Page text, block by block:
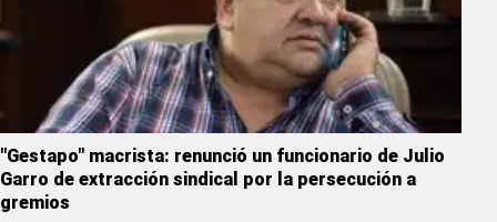
"Gestapo" macrista: renunció un funcionario de Julio
Garro de extracción sindical por la persecución a
gremios